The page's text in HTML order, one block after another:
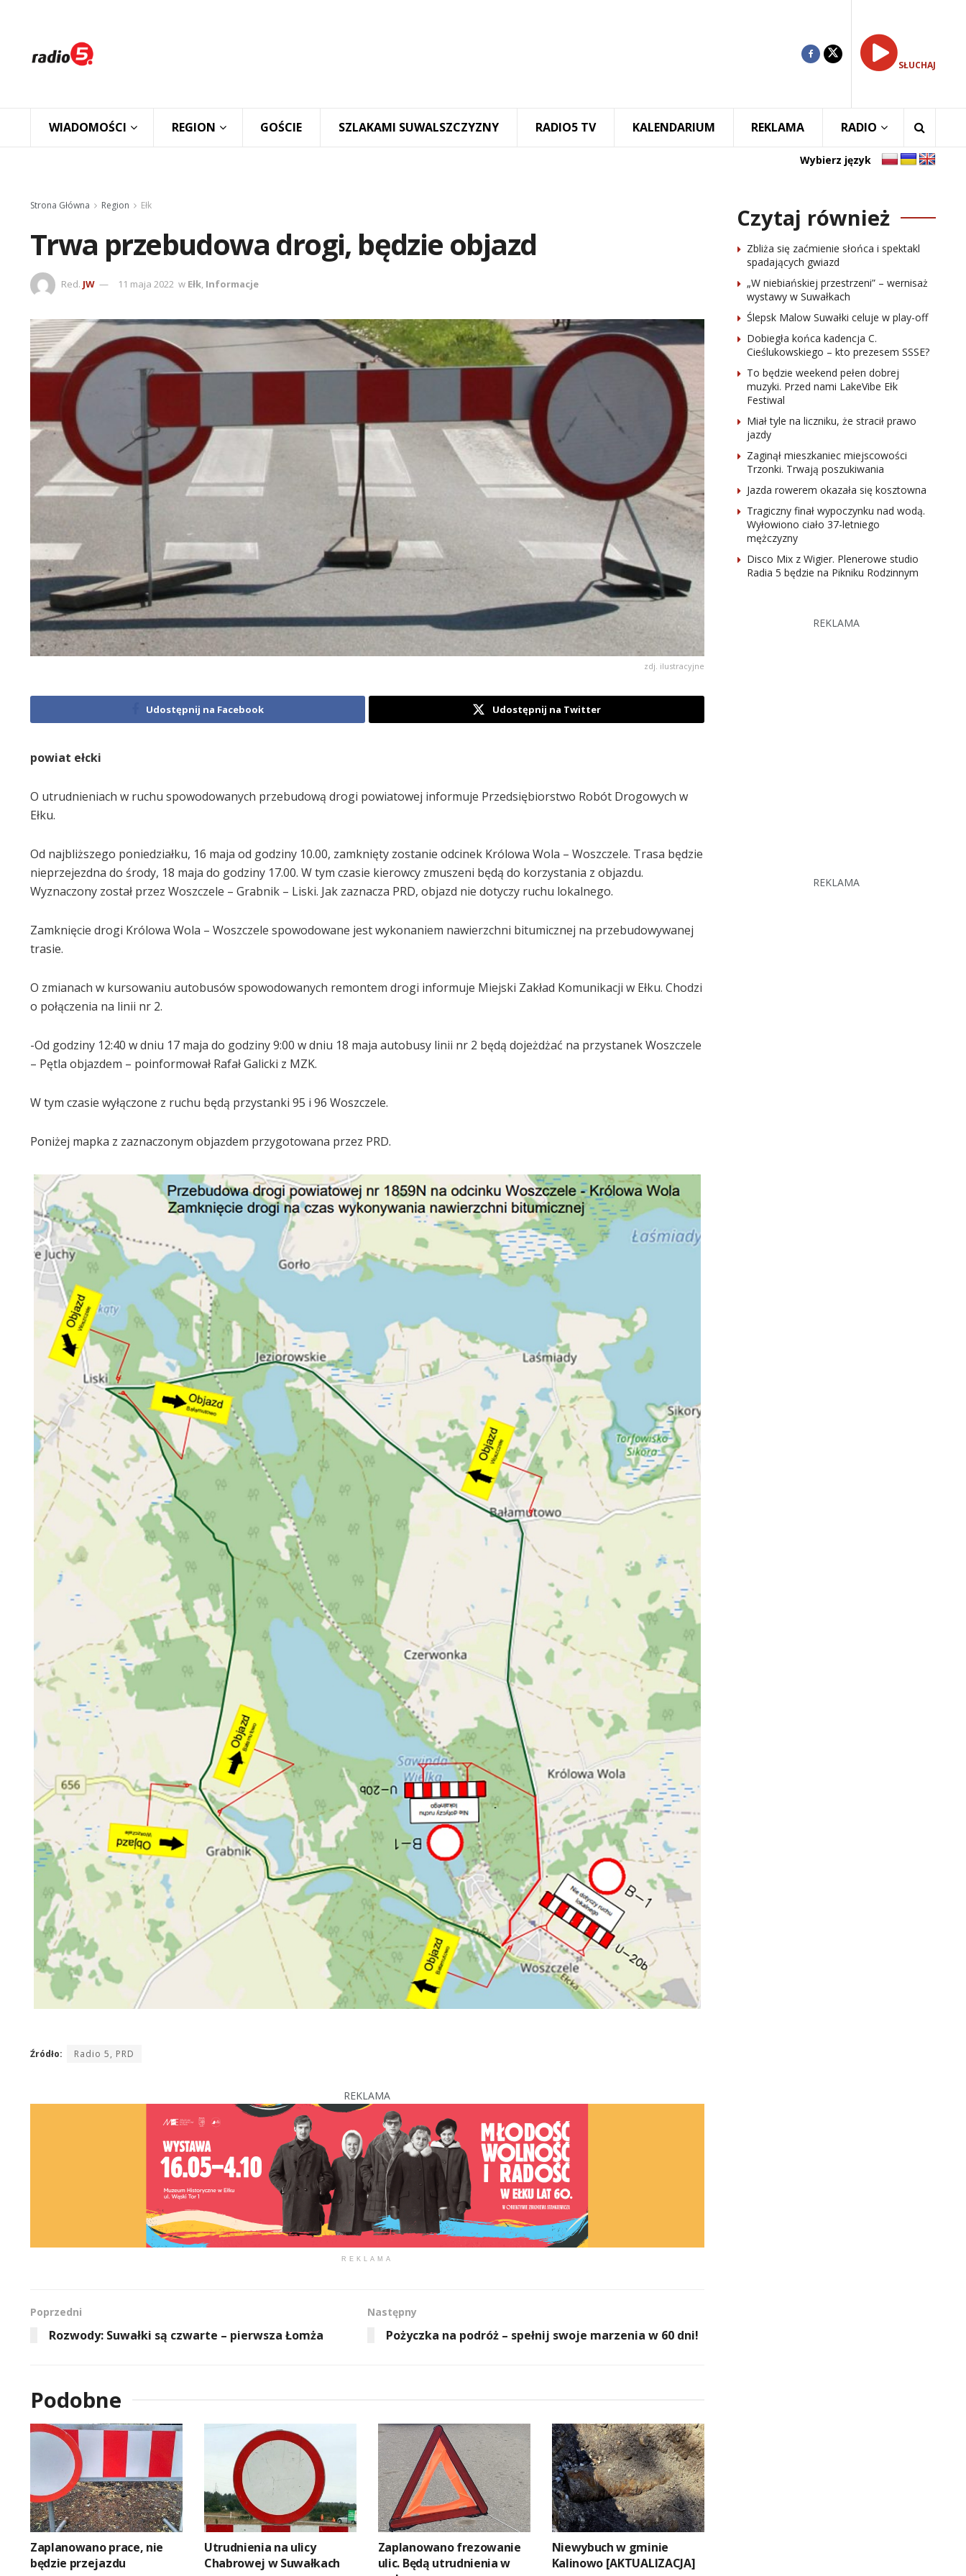
SŁUCHAJ
WIADOMOŚCI REGION GOŚCIE SZLAKAMI SUWALSZCZYZNY RADIO5 TV KALENDARIUM REKLAMA RADIO
Wybierz język
Strona Główna Region Ełk
Trwa przebudowa drogi, będzie objazd
Red. JW 11 maja 2022 w Ełk, Informacje
zdj. ilustracyjne
Udostępnij na Facebook Udostępnij na Twitter
powiat ełcki
O utrudnieniach w ruchu spowodowanych przebudową drogi powiatowej informuje Przedsiębiorstwo Robót Drogowych w
Ełku.
Od najbliższego poniedziałku, 16 maja od godziny 10.00, zamknięty zostanie odcinek Królowa Wola – Woszczele. Trasa będzie
nieprzejezdna do środy, 18 maja do godziny 17.00. W tym czasie kierowcy zmuszeni będą do korzystania z objazdu.
Wyznaczony został przez Woszczele – Grabnik – Liski. Jak zaznacza PRD, objazd nie dotyczy ruchu lokalnego.
Zamknięcie drogi Królowa Wola – Woszczele spowodowane jest wykonaniem nawierzchni bitumicznej na przebudowywanej
trasie.
O zmianach w kursowaniu autobusów spowodowanych remontem drogi informuje Miejski Zakład Komunikacji w Ełku. Chodzi
o połączenia na linii nr 2.
-Od godziny 12:40 w dniu 17 maja do godziny 9:00 w dniu 18 maja autobusy linii nr 2 będą dojeżdżać na przystanek Woszczele
– Pętla objazdem – poinformował Rafał Galicki z MZK.
W tym czasie wyłączone z ruchu będą przystanki 95 i 96 Woszczele.
Poniżej mapka z zaznaczonym objazdem przygotowana przez PRD.
Źródło: Radio 5, PRD
REKLAMA
REKLAMA
Poprzedni
Rozwody: Suwałki są czwarte – pierwsza Łomża
Następny
Pożyczka na podróż – spełnij swoje marzenia w 60 dni!
Podobne
Zaplanowano prace, nie
będzie przejazdu
Utrudnienia na ulicy
Chabrowej w Suwałkach
Zaplanowano frezowanie
ulic. Będą utrudnienia w
Niewybuch w gminie
Kalinowo [AKTUALIZACJA]
Czytaj również
Zbliża się zaćmienie słońca i spektakl
spadających gwiazd
„W niebiańskiej przestrzeni” – wernisaż
wystawy w Suwałkach
Ślepsk Malow Suwałki celuje w play-off
Dobiegła końca kadencja C.
Cieślukowskiego – kto prezesem SSSE?
To będzie weekend pełen dobrej
muzyki. Przed nami LakeVibe Ełk
Festiwal
Miał tyle na liczniku, że stracił prawo
jazdy
Zaginął mieszkaniec miejscowości
Trzonki. Trwają poszukiwania
Jazda rowerem okazała się kosztowna
Tragiczny finał wypoczynku nad wodą.
Wyłowiono ciało 37-letniego
mężczyzny
Disco Mix z Wigier. Plenerowe studio
Radia 5 będzie na Pikniku Rodzinnym
REKLAMA
REKLAMA